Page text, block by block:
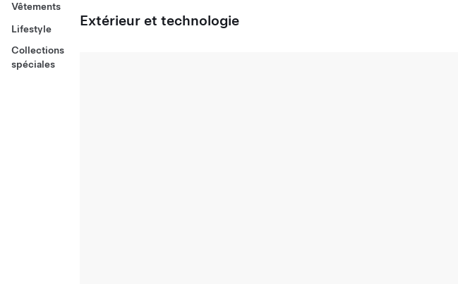
Vêtements
Lifestyle
Collections
spéciales
Extérieur et technologie